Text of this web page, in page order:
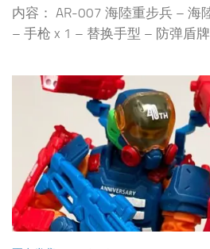
内容： AR-007 海陸重步兵 – 海
– 手枪 x 1 – 替换手型 – 防弹盾牌